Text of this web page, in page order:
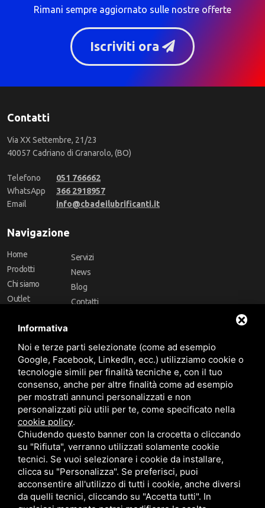
Rimani sempre aggiornato sulle nostre offerte
Iscriviti ora
Contatti
Via XX Settembre, 21/23
40057 Cadriano di Granarolo, (BO)
Telefono
051 766662
WhatsApp
366 2918957
Email
info@cbadeilubrificanti.it
Navigazione
Home
Prodotti
Chi siamo
Outlet
Marchi
Servizi
News
Blog
Contatti
Follow Us
Area riservata
CBA dei Lubrificanti Spa - P. IVA 00624811204 - Codice fiscale 03472740376
Informativa
Noi e terze parti selezionate (come ad esempio
Google, Facebook, LinkedIn, ecc.) utilizziamo cookie o
tecnologie simili per finalità tecniche e, con il tuo
consenso, anche per altre finalità come ad esempio
per mostrati annunci personalizzati e non
personalizzati più utili per te, come specificato nella
cookie policy.
Chiudendo questo banner con la crocetta o cliccando
su "Rifiuta", verranno utilizzati solamente cookie
tecnici. Se vuoi selezionare i cookie da installare,
clicca su "Personalizza". Se preferisci, puoi
acconsentire all'utilizzo di tutti i cookie, anche diversi
da quelli tecnici, cliccando su "Accetta tutti". In